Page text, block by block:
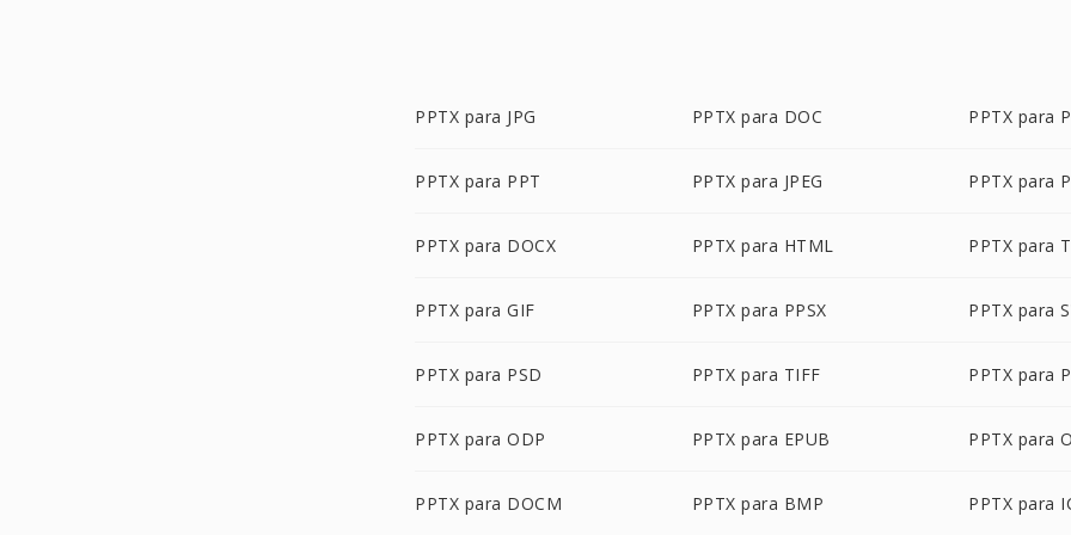
PPTX para JPG PPTX para DOC PPTX para
PPTX para PPT PPTX para JPEG PPTX para
PPTX para DOCX PPTX para HTML PPTX para
PPTX para GIF PPTX para PPSX PPTX para
PPTX para PSD PPTX para TIFF PPTX para
PPTX para ODP PPTX para EPUB PPTX para
PPTX para DOCM PPTX para BMP PPTX para